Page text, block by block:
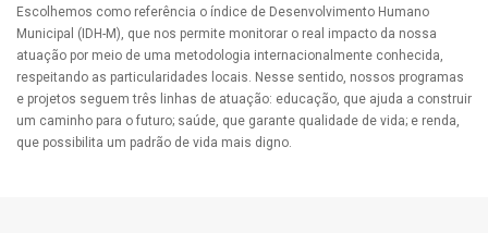
Escolhemos como referência o índice de Desenvolvimento Humano
Municipal (IDH-M), que nos permite monitorar o real impacto da nossa
atuação por meio de uma metodologia internacionalmente conhecida,
respeitando as particularidades locais. Nesse sentido, nossos programas
e projetos seguem três linhas de atuação: educação, que ajuda a construir
um caminho para o futuro; saúde, que garante qualidade de vida; e renda,
que possibilita um padrão de vida mais digno.